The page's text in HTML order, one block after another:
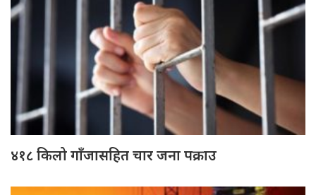
४१८ किलो गाँजासहित चार जना पक्राउ